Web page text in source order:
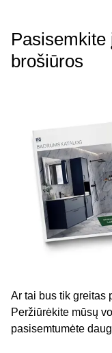
Pasisemkite
brošiūros
Ar tai bus tik greitas
Peržiūrėkite mūsų
pasisemtumėte